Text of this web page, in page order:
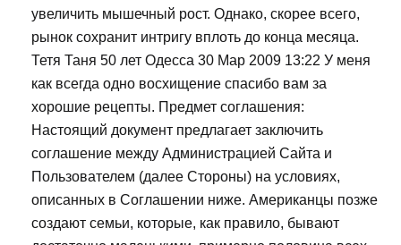
увеличить мышечный рост. Однако, скорее всего,
рынок сохранит интригу вплоть до конца месяца.
Тетя Таня 50 лет Одесса 30 Мар 2009 13:22 У меня
как всегда одно восхищение спасибо вам за
хорошие рецепты. Предмет соглашения:
Настоящий документ предлагает заключить
соглашение между Администрацией Сайта и
Пользователем (далее Стороны) на условиях,
описанных в Соглашении ниже. Американцы позже
создают семьи, которые, как правило, бывают